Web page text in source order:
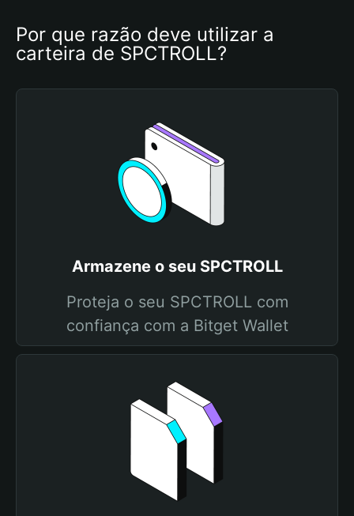
Por que razão deve utilizar a
carteira de SPCTROLL?
Armazene o seu SPCTROLL
Proteja o seu SPCTROLL com
confiança com a Bitget Wallet